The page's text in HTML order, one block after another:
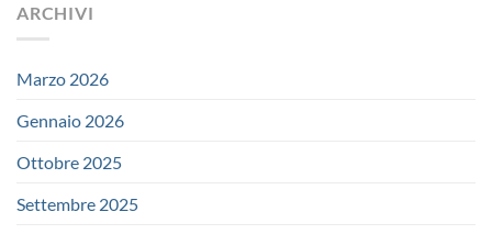
ARCHIVI
Marzo 2026
Gennaio 2026
Ottobre 2025
Settembre 2025